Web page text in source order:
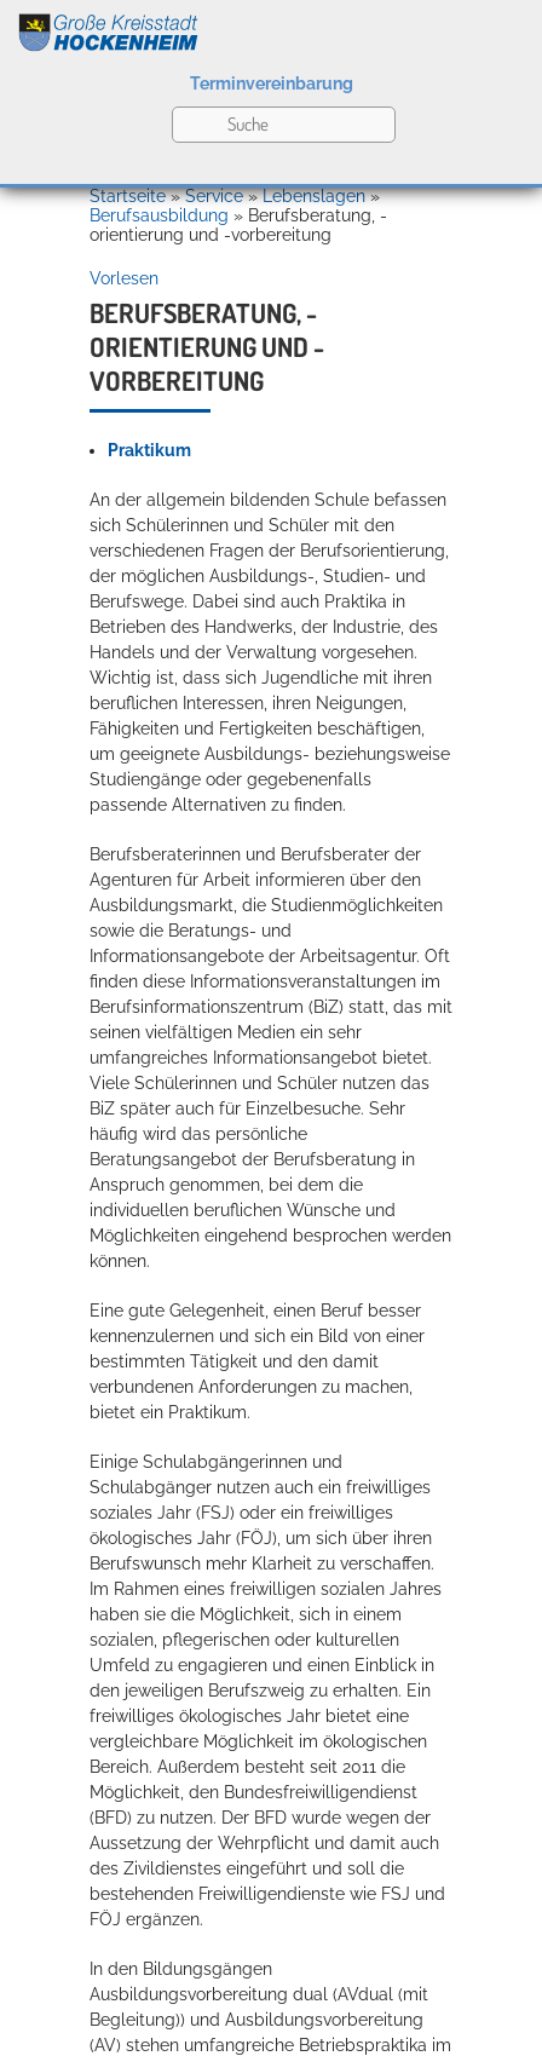
Bildung
Rathaus
Service
Terminvereinbarung
Willkommen in Hockenheim
Konzerte, Tagungen und vieles mehr
Die Stadthalle Hockenheim bietet den perfekten Standort für Events
mehr dazu...
Erleben in Hockenheim
Spaß unter prickelnden Wasserfällen, das rauschende Meer im
Wellenbecken oder doch lieber die pure Entspannung auf der
Sprudelliege im Solebecken?
Startseite»Service»Lebenslagen»
Berufsausbildung » Berufsberatung, -
orientierung und -vorbereitung
Vorlesen
BERUFSBERATUNG, -
ORIENTIERUNG UND -
VORBEREITUNG
Praktikum
An der allgemein bildenden Schule befassen
sich Schülerinnen und Schüler mit den
verschiedenen Fragen der Berufsorientierung,
der möglichen Ausbildungs-, Studien- und
Berufswege. Dabei sind auch Praktika in
Betrieben des Handwerks, der Industrie, des
Handels und der Verwaltung vorgesehen.
Wichtig ist, dass sich Jugendliche mit ihren
beruflichen Interessen, ihren Neigungen,
Fähigkeiten und Fertigkeiten beschäftigen,
um geeignete Ausbildungs- beziehungsweise
Studiengänge oder gegebenenfalls
passende Alternativen zu finden.
Berufsberaterinnen und Berufsberater der
Agenturen für Arbeit informieren über den
Ausbildungsmarkt, die Studienmöglichkeiten
sowie die Beratungs- und
Informationsangebote der Arbeitsagentur. Oft
finden diese Informationsveranstaltungen im
Berufsinformationszentrum (BiZ) statt, das mit
seinen vielfältigen Medien ein sehr
umfangreiches Informationsangebot bietet.
Viele Schülerinnen und Schüler nutzen das
BiZ später auch für Einzelbesuche. Sehr
häufig wird das persönliche
Beratungsangebot der Berufsberatung in
Anspruch genommen, bei dem die
individuellen beruflichen Wünsche und
Möglichkeiten eingehend besprochen werden
können.
Eine gute Gelegenheit, einen Beruf besser
kennenzulernen und sich ein Bild von einer
bestimmten Tätigkeit und den damit
verbundenen Anforderungen zu machen,
bietet ein Praktikum.
Einige Schulabgängerinnen und
Schulabgänger nutzen auch ein freiwilliges
soziales Jahr (FSJ) oder ein freiwilliges
ökologisches Jahr (FÖJ), um sich über ihren
Berufswunsch mehr Klarheit zu verschaffen.
Im Rahmen eines freiwilligen sozialen Jahres
haben sie die Möglichkeit, sich in einem
sozialen, pflegerischen oder kulturellen
Umfeld zu engagieren und einen Einblick in
den jeweiligen Berufszweig zu erhalten. Ein
freiwilliges ökologisches Jahr bietet eine
vergleichbare Möglichkeit im ökologischen
Bereich. Außerdem besteht seit 2011 die
Möglichkeit, den Bundesfreiwilligendienst
(BFD) zu nutzen. Der BFD wurde wegen der
Aussetzung der Wehrpflicht und damit auch
des Zivildienstes eingeführt und soll die
bestehenden Freiwilligendienste wie FSJ und
FÖJ ergänzen.
In den Bildungsgängen
Ausbildungsvorbereitung dual (AVdual (mit
Begleitung)) und Ausbildungsvorbereitung
(AV) stehen umfangreiche Betriebspraktika im